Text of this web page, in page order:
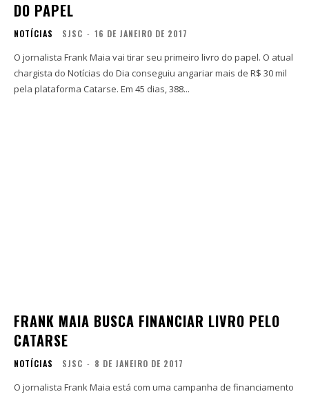
DO PAPEL
NOTÍCIAS SJSC - 16 DE JANEIRO DE 2017
O jornalista Frank Maia vai tirar seu primeiro livro do papel. O atual
chargista do Notícias do Dia conseguiu angariar mais de R$ 30 mil
pela plataforma Catarse. Em 45 dias, 388...
FRANK MAIA BUSCA FINANCIAR LIVRO PELO
CATARSE
NOTÍCIAS SJSC - 8 DE JANEIRO DE 2017
O jornalista Frank Maia está com uma campanha de financiamento